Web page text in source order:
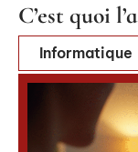
C’est quoi
Informatique